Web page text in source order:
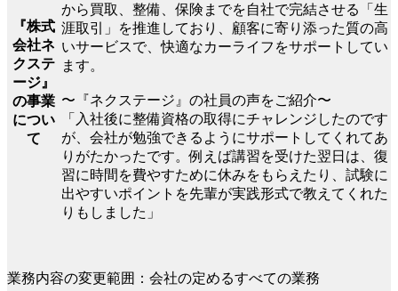
『株式
会社ネ
クステ
ージ』
の事業
につい
て
から買取、整備、保険までを自社で完結させる「生
涯取引」を推進しており、顧客に寄り添った質の高
いサービスで、快適なカーライフをサポートしてい
ます。
〜『ネクステージ』の社員の声をご紹介〜
「入社後に整備資格の取得にチャレンジしたのです
が、会社が勉強できるようにサポートしてくれてあ
りがたかったです。例えば講習を受けた翌日は、復
習に時間を費やすために休みをもらえたり、試験に
出やすいポイントを先輩が実践形式で教えてくれた
りもしました」
業務内容の変更範囲：会社の定めるすべての業務